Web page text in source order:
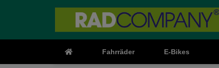
Fahrräder E-Bikes